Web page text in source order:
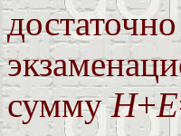
суммуH+E